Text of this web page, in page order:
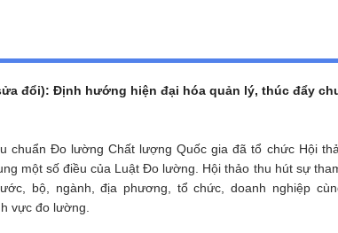
đổi): Định hướng hiện đại hóa quản lý, thúc đẩy
chuẩn Đo lường Chất lượng Quốc gia đã tổ chức Hội
một số điều của Luật Đo lường. Hội thảo thu hút sự
bộ, ngành, địa phương, tổ chức, doanh nghiệp
vực đo lường.